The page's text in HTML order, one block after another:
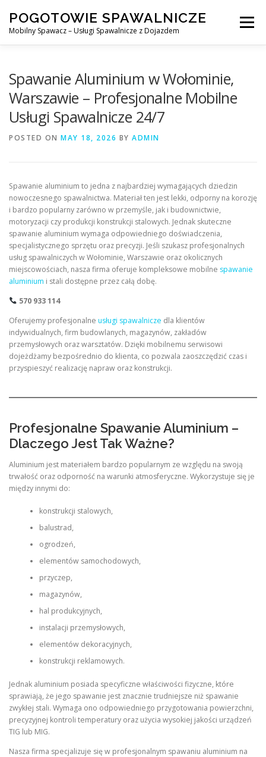
content
POGOTOWIE SPAWALNICZE
Mobilny Spawacz – Usługi Spawalnicze z Dojazdem
Menu
SPAWANIE MIG/MAG (GMAW) NASZE USŁUGI
Spawanie Aluminium w Wołominie,
Warszawie – Profesjonalne Mobilne
Usługi Spawalnicze 24/7
POSTED ON MAY 18, 2026 BY ADMIN
Spawanie aluminium to jedna z najbardziej wymagających dziedzin
nowoczesnego spawalnictwa. Materiał ten jest lekki, odporny na korozję
i bardzo popularny zarówno w przemyśle, jak i budownictwie,
motoryzacji czy produkcji konstrukcji stalowych. Jednak skuteczne
spawanie aluminium wymaga odpowiedniego doświadczenia,
specjalistycznego sprzętu oraz precyzji. Jeśli szukasz profesjonalnych
usług spawalniczych w Wołominie, Warszawie oraz okolicznych
miejscowościach, nasza firma oferuje kompleksowe mobilne spawanie
aluminium i stali dostępne przez całą dobę.
570 933 114
Oferujemy profesjonalne usługi spawalnicze dla klientów
indywidualnych, firm budowlanych, magazynów, zakładów
przemysłowych oraz warsztatów. Dzięki mobilnemu serwisowi
dojeżdżamy bezpośrednio do klienta, co pozwala zaoszczędzić czas i
przyspieszyć realizację napraw oraz konstrukcji.
Profesjonalne Spawanie Aluminium –
Dlaczego Jest Tak Ważne?
Aluminium jest materiałem bardzo popularnym ze względu na swoją
trwałość oraz odporność na warunki atmosferyczne. Wykorzystuje się je
między innymi do:
konstrukcji stalowych,
balustrad,
ogrodzeń,
elementów samochodowych,
przyczep,
magazynów,
hal produkcyjnych,
instalacji przemysłowych,
elementów dekoracyjnych,
konstrukcji reklamowych.
Jednak aluminium posiada specyficzne właściwości fizyczne, które
sprawiają, że jego spawanie jest znacznie trudniejsze niż spawanie
zwykłej stali. Wymaga ono odpowiedniego przygotowania powierzchni,
precyzyjnej kontroli temperatury oraz użycia wysokiej jakości urządzeń
TIG lub MIG.
Nasza firma specjalizuje się w profesjonalnym spawaniu aluminium na